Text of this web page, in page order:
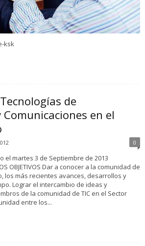
ksk
de
en el
0
el martes 3 de Septiembre de 2013
OBJETIVOS Dar a conocer a la comunidad de
los más recientes avances, desarrollos y
Lograr el intercambio de ideas y
de la comunidad de TIC en el Sector
entre los...